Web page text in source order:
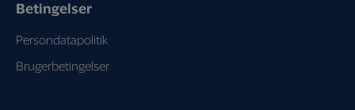
Betingelser
Persondatapolitik
Brugerbetingelser